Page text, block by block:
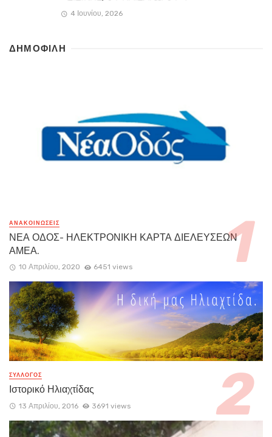
4 Ιουνίου, 2026
ΔΗΜΟΦΙΛΗ
ΑΝΑΚΟΙΝΏΣΕΙΣ
ΝΕΑ ΟΔΟΣ- ΗΛΕΚΤΡΟΝΙΚΗ ΚΑΡΤΑ ΔΙΕΛΕΥΣΕΩΝ
ΑΜΕΑ.
10 Απριλίου, 2020 6451 views
ΣΥΛΛΟΓΟΣ
Ιστορικό Ηλιαχτίδας
13 Απριλίου, 2016 3691 views